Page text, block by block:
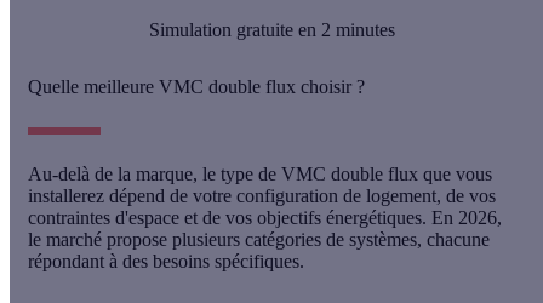
Simulation gratuite en 2 minutes
Quelle meilleure VMC double flux choisir ?
Au-delà de la marque, le type de VMC double flux que vous
installerez dépend de votre configuration de logement, de vos
contraintes d'espace et de vos objectifs énergétiques. En 2026,
le marché propose plusieurs catégories de systèmes, chacune
répondant à des besoins spécifiques.